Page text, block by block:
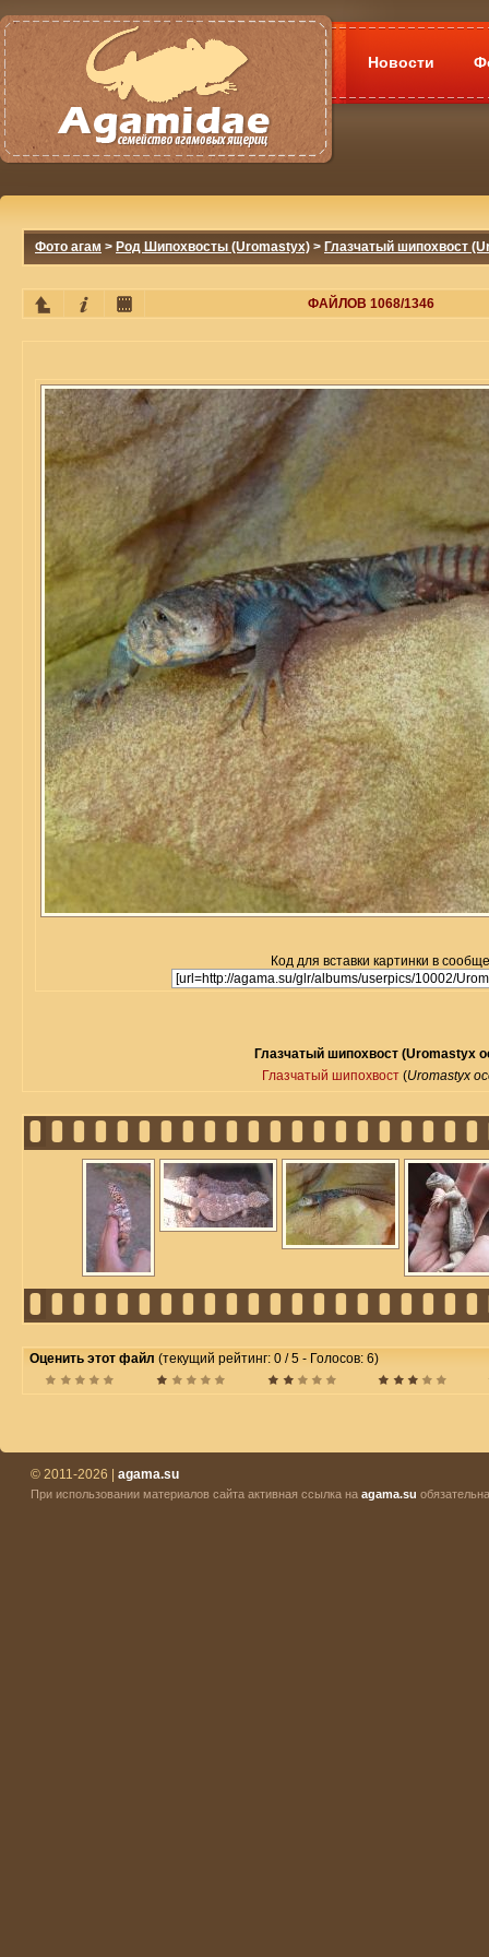
Новости
Фото агам > Род Шипохвосты (Uromastyx) > Глазчатый шипохвост
ФАЙЛОВ 1068/1346
Код для вставки картинки в
Глазчатый шипохвост (Uromastyx
Глазчатый шипохвост (Uromastyx
Оценить этот файл (текущий рейтинг: 0 / 5 - Голосов: 6)
© 2011-2026 | agama.su
При использовании материалов сайта активная ссылка на agama.su